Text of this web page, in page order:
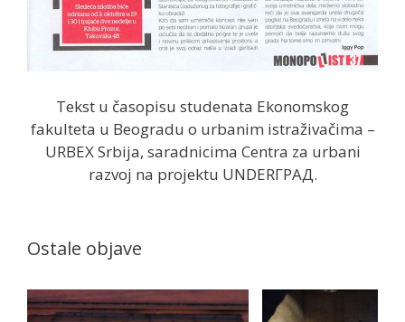
Tekst u časopisu studenata Ekonomskog
fakulteta u Beogradu o urbanim istraživačima –
URBEX Srbija, saradnicima Centra za urbani
razvoj na projektu UNDERГРАД.
Ostale objave